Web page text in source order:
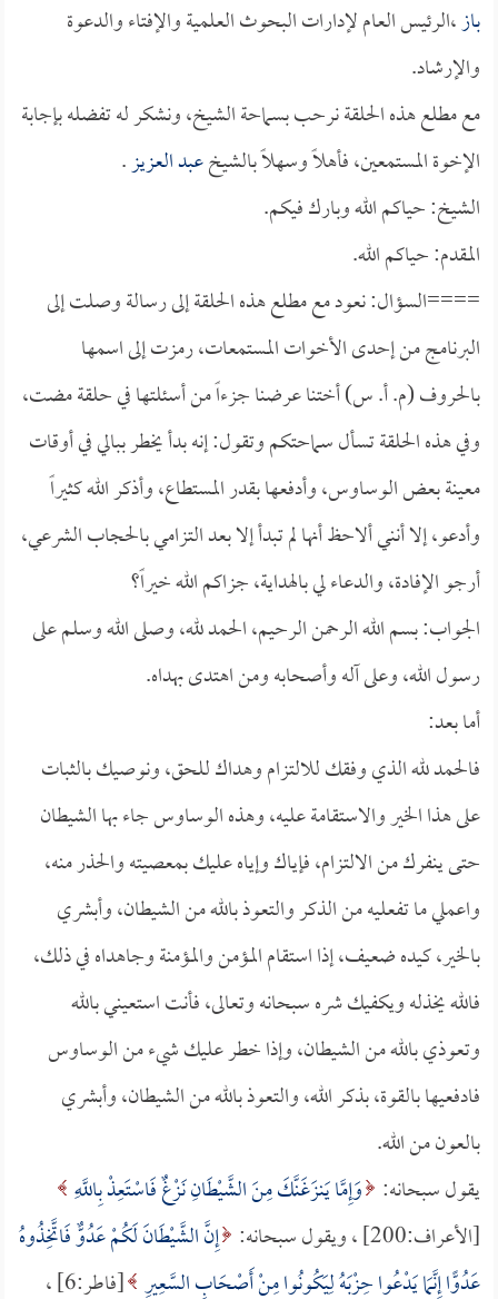
باز،الرئيس العام لإدارات البحوث العلمية والإفتاء والدعوة
والإرشاد.
مع مطلع هذه الحلقة نرحب بسماحة الشيخ، ونشكر له تفضله بإجابة
الإخوة المستمعين، فأهلاً وسهلاً بالشيخعبد العزيز.
الشيخ: حياكم الله وبارك فيكم.
المقدم: حياكم الله.
====السؤال: نعود مع مطلع هذه الحلقة إلى رسالة وصلت إلى
البرنامج من إحدى الأخوات المستمعات، رمزت إلى اسمها
بالحروف (م. أ. س) أختنا عرضنا جزءاً من أسئلتها في حلقة مضت،
وفي هذه الحلقة تسأل سماحتكم وتقول: إنه بدأ يخطر ببالي في أوقات
معينة بعض الوساوس، وأدفعها بقدر المستطاع، وأذكر الله كثيراً
وأدعو، إلا أنني ألاحظ أنها لم تبدأ إلا بعد التزامي بالحجاب الشرعي،
أرجو الإفادة، والدعاء لي بالهداية، جزاكم الله خيراً؟
الجواب: بسم الله الرحمن الرحيم، الحمد لله، وصلى الله وسلم على
رسول الله، وعلى آله وأصحابه ومن اهتدى بهداه.
أما بعد:
فالحمد لله الذي وفقك للالتزام وهداك للحق، ونوصيك بالثبات
على هذا الخير والاستقامة عليه، وهذه الوساوس جاء بها الشيطان
حتى ينفرك من الالتزام، فإياك وإياه عليك بمعصيته والحذر منه،
واعملي ما تفعليه من الذكر والتعوذ بالله من الشيطان، وأبشري
بالخير، كيده ضعيف، إذا استقام المؤمن والمؤمنة وجاهداه في ذلك،
فالله يخذله ويكفيك شره سبحانه وتعالى، فأنت استعيني بالله
وتعوذي بالله من الشيطان، وإذا خطر عليك شيء من الوساوس
فادفعيها بالقوة، بذكر الله، والتعوذ بالله من الشيطان، وأبشري
بالعون من الله.
يقول سبحانه: وَإِمَّا يَنزَغَنَّكَ مِنَ الشَّيْطَانِ نَزْغٌ فَاسْتَعِذْ بِاللَّهِ
[الأعراف:200] ، ويقول سبحانه:
إِنَّ الشَّيْطَانَ لَكُمْ عَدُوٌّ فَاتَّخِذُوهُ
عَدُوًّا إِنَّمَا يَدْعُوا حِزْبَهُ لِيَكُونُوا مِنْ أَصْحَابِ السَّعِيرِ
[فاطر:6] ،